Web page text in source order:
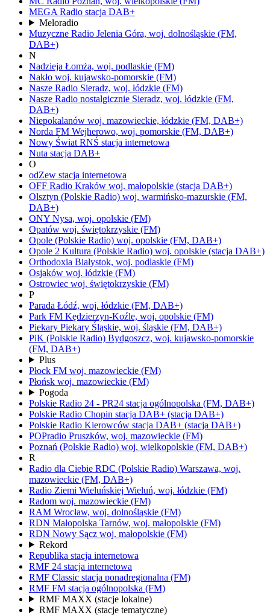
MEGA Radio stacja DAB+
Meloradio
Muzyczne Radio Jelenia Góra, woj. dolnośląskie (FM,
DAB+)
N
Nadzieja Łomża, woj. podlaskie (FM)
Nakło woj. kujawsko-pomorskie (FM)
Nasze Radio Sieradz, woj. łódzkie (FM)
Nasze Radio nostalgicznie Sieradz, woj. łódzkie (FM,
DAB+)
Niepokalanów woj. mazowieckie, łódzkie (FM, DAB+)
Norda FM Wejherowo, woj. pomorskie (FM, DAB+)
Nowy Świat RNŚ stacja internetowa
Nuta stacja DAB+
O
odZew stacja internetowa
OFF Radio Kraków woj. małopolskie (stacja DAB+)
Olsztyn (Polskie Radio) woj. warmińsko-mazurskie (FM,
DAB+)
ONY Nysa, woj. opolskie (FM)
Opatów woj. świętokrzyskie (FM)
Opole (Polskie Radio) woj. opolskie (FM, DAB+)
Opole 2 Kultura (Polskie Radio) woj. opolskie (stacja DAB+)
Orthodoxia Białystok, woj. podlaskie (FM)
Osjaków woj. łódzkie (FM)
Ostrowiec woj. świętokrzyskie (FM)
P
Parada Łódź, woj. łódzkie (FM, DAB+)
Park FM Kędzierzyn-Koźle, woj. opolskie (FM)
Piekary Piekary Śląskie, woj. śląskie (FM, DAB+)
PiK (Polskie Radio) Bydgoszcz, woj. kujawsko-pomorskie
(FM, DAB+)
Plus
Płock FM woj. mazowieckie (FM)
Płońsk woj. mazowieckie (FM)
Pogoda
Polskie Radio 24 - PR24 stacja ogólnopolska (FM, DAB+)
Polskie Radio Chopin stacja DAB+ (stacja DAB+)
Polskie Radio Kierowców stacja DAB+ (stacja DAB+)
POPradio Pruszków, woj. mazowieckie (FM)
Poznań (Polskie Radio) woj. wielkopolskie (FM, DAB+)
R
Radio dla Ciebie RDC (Polskie Radio) Warszawa, woj.
mazowieckie (FM, DAB+)
Radio Ziemi Wieluńskiej Wieluń, woj. łódzkie (FM)
Radom woj. mazowieckie (FM)
RAM Wrocław, woj. dolnośląskie (FM)
RDN Małopolska Tarnów, woj. małopolskie (FM)
RDN Nowy Sącz woj. małopolskie (FM)
Rekord
Republika stacja internetowa
RMF 24 stacja internetowa
RMF Classic stacja ponadregionalna (FM)
RMF FM stacja ogólnopolska (FM)
RMF MAXX (stacje lokalne)
RMF MAXX (stacje tematyczne)